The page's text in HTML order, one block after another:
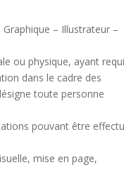
Graphique – Illustrateur –
ou physique, ayant
dans le cadre des
toute personne
pouvant être
mise en page,